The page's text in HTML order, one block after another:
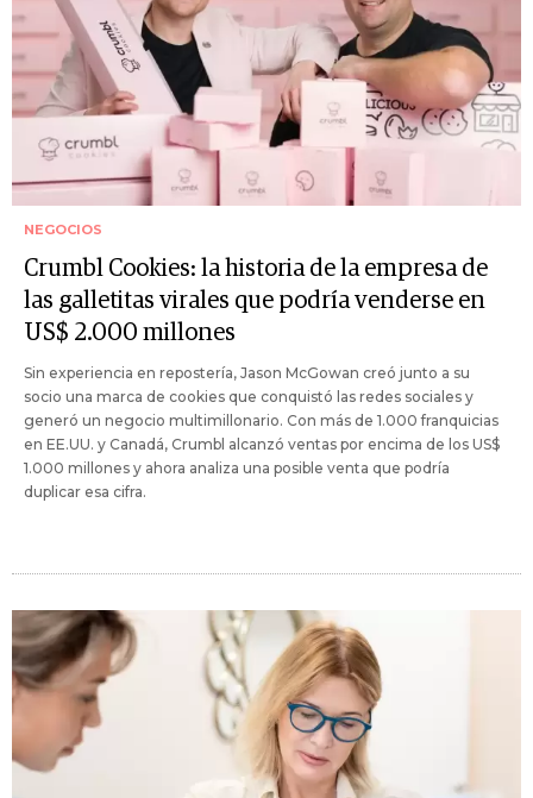
NEGOCIOS
Crumbl Cookies: la historia de la empresa de
las galletitas virales que podría venderse en
US$ 2.000 millones
Sin experiencia en repostería, Jason McGowan creó junto a su
socio una marca de cookies que conquistó las redes sociales y
generó un negocio multimillonario. Con más de 1.000 franquicias
en EE.UU. y Canadá, Crumbl alcanzó ventas por encima de los US$
1.000 millones y ahora analiza una posible venta que podría
duplicar esa cifra.